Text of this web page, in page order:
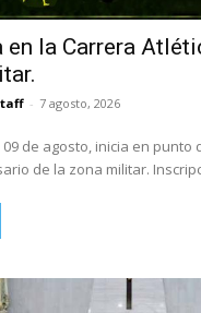
en la Carrera
- 7 agosto, 2026
de agosto, inicia en punto de las
del 43 aniversario